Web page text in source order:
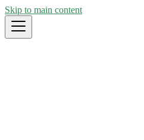
Skip to main content